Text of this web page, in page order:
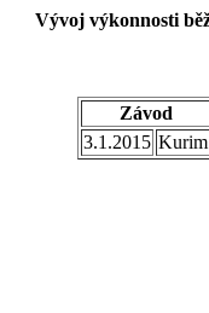
Vývoj výkonnosti
Závod
3.1.2015 Kurim